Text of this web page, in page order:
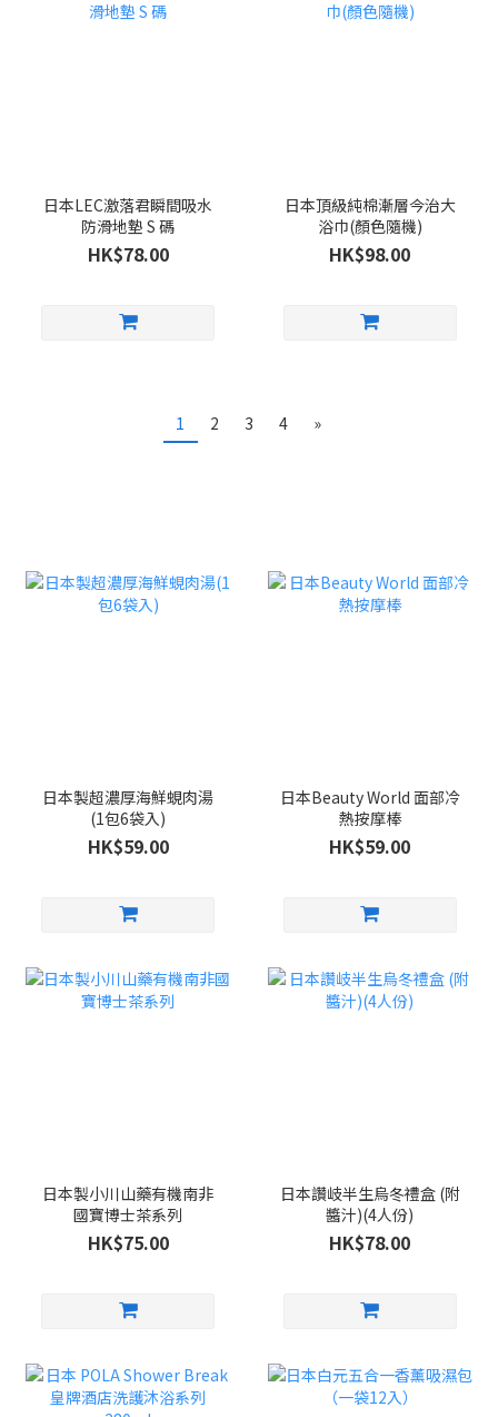
日本LEC激落君瞬間吸水
防滑地墊 S 碼
HK$78.00
日本頂級純棉漸層今治大
浴巾(顏色隨機)
HK$98.00
1 2 3 4 »
日本製超濃厚海鮮蜆肉湯
(1包6袋入)
HK$59.00
日本Beauty World 面部冷
熱按摩棒
HK$59.00
日本製小川山藥有機南非
國寶博士茶系列
HK$75.00
日本讚岐半生烏冬禮盒 (附
醬汁)(4人份)
HK$78.00